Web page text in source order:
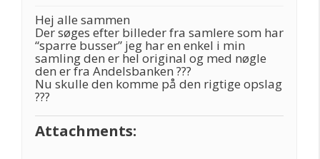
Hej alle sammen
Der søges efter billeder fra samlere som har
“sparre busser” jeg har en enkel i min
samling den er hel original og med nøgle
den er fra Andelsbanken ???
Nu skulle den komme på den rigtige opslag
???
Attachments: